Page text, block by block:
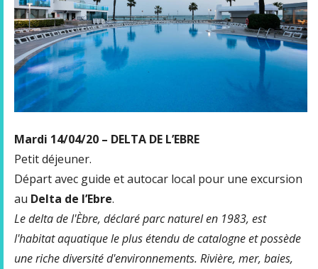
Mardi 14/04/20 – DELTA DE L’EBRE
Petit déjeuner.
Départ avec guide et autocar local pour une excursion
au Delta de l’Ebre.
Le delta de l'Èbre, déclaré parc naturel en 1983, est
l'habitat aquatique le plus étendu de catalogne et possède
une riche diversité d'environnements. Rivière, mer, baies,